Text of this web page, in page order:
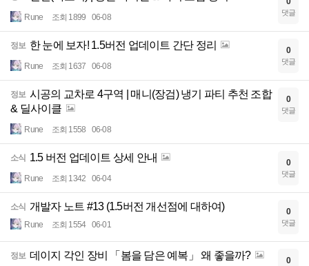
Rune 조회 1899 06-08 댓글
정보 한 눈에 보자! 1.5버전 업데이트 간단 정리
Rune 조회 1637 06-08
0
댓글
정보 시공의 교차로 4구역 | 매니(장검) 냉기 파티 추천 조합
& 딜사이클
Rune 조회 1558 06-08
0
댓글
소식 1.5 버전 업데이트 상세 안내
Rune 조회 1342 06-04
0
댓글
소식 개발자 노트 #13 (1.5버전 개선점에 대하여)
Rune 조회 1554 06-01
0
댓글
정보 데이지 각인 장비 「봄을 담은 예복」 왜 좋을까? 0